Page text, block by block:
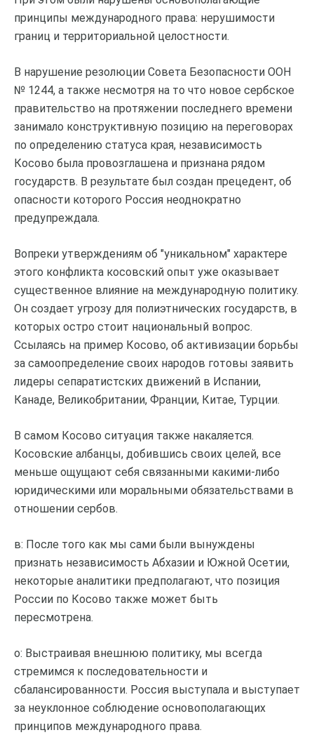
принципы международного права: нерушимости
границ и территориальной целостности.
В нарушение резолюции Совета Безопасности ООН
№ 1244, а также несмотря на то что новое сербское
правительство на протяжении последнего времени
занимало конструктивную позицию на переговорах
по определению статуса края, независимость
Косово была провозглашена и признана рядом
государств. В результате был создан прецедент, об
опасности которого Россия неоднократно
предупреждала.
Вопреки утверждениям об "уникальном" характере
этого конфликта косовский опыт уже оказывает
существенное влияние на международную политику.
Он создает угрозу для полиэтнических государств, в
которых остро стоит национальный вопрос.
Ссылаясь на пример Косово, об активизации борьбы
за самоопределение своих народов готовы заявить
лидеры сепаратистских движений в Испании,
Канаде, Великобритании, Франции, Китае, Турции.
В самом Косово ситуация также накаляется.
Косовские албанцы, добившись своих целей, все
меньше ощущают себя связанными какими-либо
юридическими или моральными обязательствами в
отношении сербов.
в: После того как мы сами были вынуждены
признать независимость Абхазии и Южной Осетии,
некоторые аналитики предполагают, что позиция
России по Косово также может быть
пересмотрена.
о: Выстраивая внешнюю политику, мы всегда
стремимся к последовательности и
сбалансированности. Россия выступала и выступает
за неуклонное соблюдение основополагающих
принципов международного права.